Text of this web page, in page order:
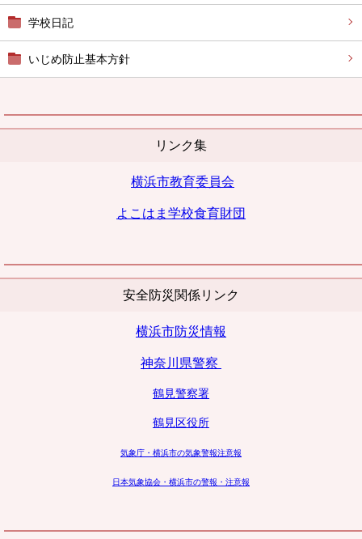
学校日記
いじめ防止基本方針
リンク集
横浜市教育委員会
よこはま学校食育財団
安全防災関係リンク
横浜市防災情報
神奈川県警察
鶴見警察署
鶴見区役所
気象庁・横浜市の気象警報注意報
日本気象協会・横浜市の警報・注意報